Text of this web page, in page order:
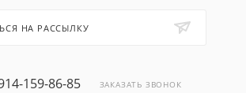
НА РАССЫЛКУ
159-86-85 ЗАКАЗАТЬ ЗВОНОК